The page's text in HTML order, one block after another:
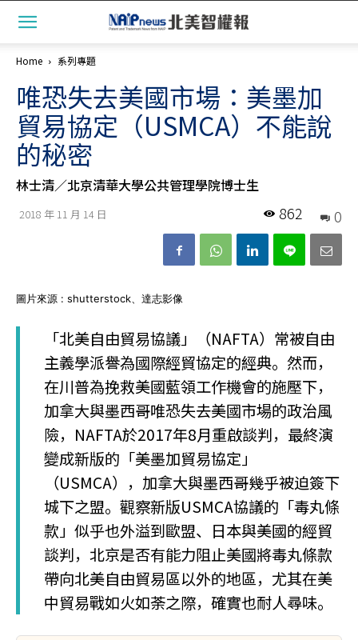
Home 系列專題
唯恐失去美國市場：美墨加
貿易協定（USMCA）不能說
的秘密
林士清／北京清華大學公共管理學院博士生
2018 年 11 月 14 日 0
862
圖片來源 : shutterstock、達志影像
「北美自由貿易協議」（NAFTA）常被自由
主義學派譽為國際經貿協定的經典。然而，
在川普為挽救美國藍領工作機會的施壓下，
加拿大與墨西哥唯恐失去美國市場的政治風
險，NAFTA於2017年8月重啟談判，最終演
變成新版的「美墨加貿易協定」
（USMCA），加拿大與墨西哥幾乎被迫簽下
城下之盟。觀察新版USMCA協議的「毒丸條
款」似乎也外溢到歐盟、日本與美國的經貿
談判，北京是否有能力阻止美國將毒丸條款
帶向北美自由貿易區以外的地區，尤其在美
中貿易戰如火如荼之際，確實也耐人尋味。